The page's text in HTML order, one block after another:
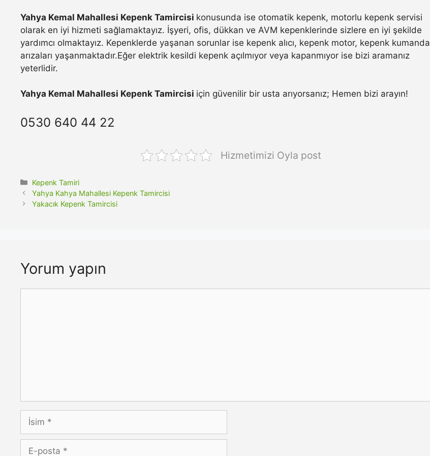
Yahya Kemal Mahallesi Kepenk Tamircisi konusunda ise otomatik kepenk, motorlu kepenk servisi
olarak en iyi hizmeti sağlamaktayız. İşyeri, ofis, dükkan ve AVM kepenklerinde sizlere en iyi şekilde
yardımcı olmaktayız. Kepenklerde yaşanan sorunlar ise kepenk alıcı, kepenk motor, kepenk kumanda
arızaları yaşanmaktadır.Eğer elektrik kesildi kepenk açılmıyor veya kapanmıyor ise bizi aramanız
yeterlidir.
Yahya Kemal Mahallesi Kepenk Tamircisi için güvenilir bir usta arıyorsanız; Hemen bizi arayın!
0530 640 44 22
Hizmetimizi Oyla post
Kategoriler
Kepenk Tamiri
Yahya Kahya Mahallesi Kepenk Tamircisi
Yakacık Kepenk Tamircisi
Yorum yapın
İsim